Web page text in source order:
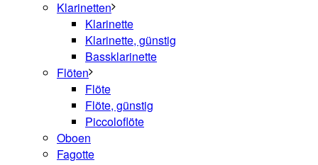
Klarinetten
Klarinette
Klarinette, günstig
Bassklarinette
Flöten
Flöte
Flöte, günstig
Piccoloflöte
Oboen
Fagotte